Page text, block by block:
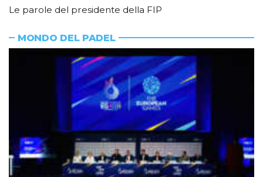
Le parole del presidente della FIP
MONDO DEL PADEL